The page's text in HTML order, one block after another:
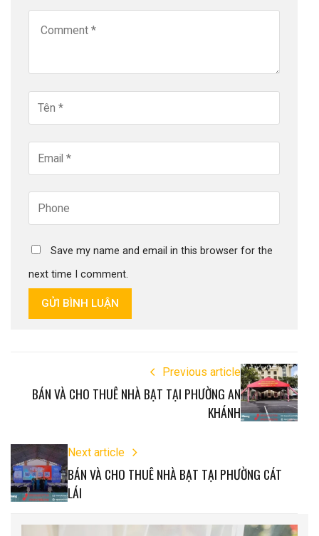
Save my name and email in this browser for the
next time I comment.
GỬI BÌNH LUẬN
Previous article
BÁN VÀ CHO THUÊ NHÀ BẠT TẠI PHƯỜNG AN
KHÁNH
Next article
BÁN VÀ CHO THUÊ NHÀ BẠT TẠI PHƯỜNG CÁT
LÁI